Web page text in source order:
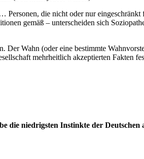
die nicht oder nur
gemäß – unterscheiden sich
Wahn (oder eine bestimmte
mehrheitlich akzeptierten Fakten
die niedrigsten Instinkte der Deutschen